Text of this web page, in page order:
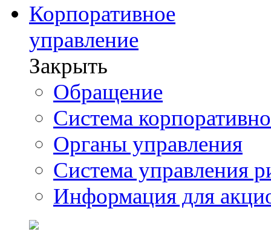
Корпоративное
управление
Закрыть
Обращение
Система
Органы управления
Система управления
Информация для